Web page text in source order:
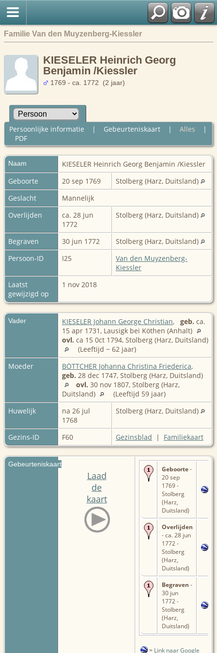
Familie Van den Muyzenberg-Kiessler
KIESELER Heinrich Georg
Benjamin /Kiessler
1769 - ca. 1772 (2 jaar)
Persoonlijke informatie | Gebeurteniskaart| Alles |
PDF
Naam KIESELER Heinrich Georg Benjamin /Kiessler
Geboorte
20 sep 1769
Stolberg (Harz, Duitsland)
Geslacht
Mannelijk
Overlijden
ca. 28 jun
1772
Stolberg (Harz, Duitsland)
Begraven 30 jun 1772
Stolberg (Harz, Duitsland)
Persoon-ID
I25
Van den Muyzenberg-
Kiessler
Laatst
gewijzigd op
1 nov 2018
Vader KIESELER Johann George Christian, geb. ca.
15 apr 1731, Lausigk bei Köthen (Anhalt)
ovl. ca 15 0ct 1794, Stolberg (Harz, Duitsland)
(Leeftijd ~ 62 jaar)
Moeder
BÖTTCHER Johanna Christina Friederica,
geb. 28 dec 1747, Stolberg (Harz, Duitsland)
ovl. 30 nov 1807, Stolberg (Harz,
Duitsland)
(Leeftijd 59 jaar)
Huwelijk
na 26 jul
1768
Stolberg (Harz, Duitsland)
Gezins-ID F60 Gezinsblad | Familiekaart
Gebeurteniskaart
Laad
de
kaart
Geboorte-
20 sep
1769 -
Stolberg
(Harz,
Duitsland)
Overlijden
- ca. 28 jun
1772 -
Stolberg
(Harz,
Duitsland)
Begraven -
30 jun
1772 -
Stolberg
(Harz,
Duitsland)
= Link naar Google